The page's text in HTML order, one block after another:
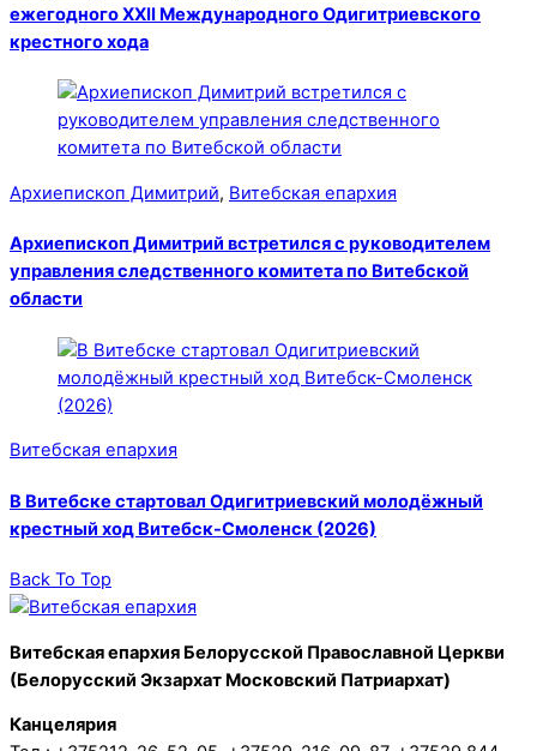
ежегодного XXII Международного Одигитриевского
крестного хода
Архиепископ Димитрий, Витебская епархия
Архиепископ Димитрий встретился с руководителем
управления следственного комитета по Витебской
области
Витебская епархия
В Витебске стартовал Одигитриевский молодёжный
крестный ход Витебск-Смоленск (2026)
Back To Top
Витебская епархия Белорусской Православной Церкви
(Белорусский Экзархат Московский Патриархат)
Канцелярия